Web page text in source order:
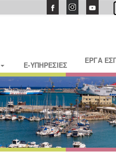
E-ΥΠΗΡΕΣΙΕΣ ΕΡΓΑ